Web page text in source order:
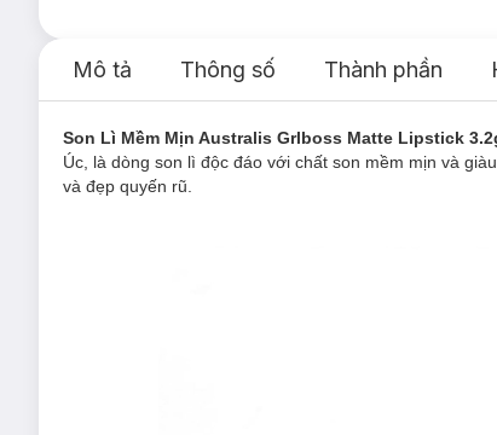
Mô tả Thông số Thành phần
Son Lì Mềm Mịn Australis Grlboss Matte Lipstick
Úc, là dòng son lì độc đáo với chất son mềm mịn và
và đẹp quyến rũ.